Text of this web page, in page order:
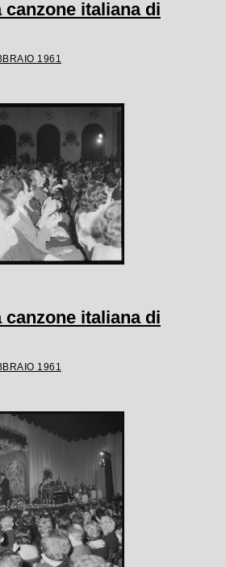
canzone italiana di
1961
canzone italiana di
1961